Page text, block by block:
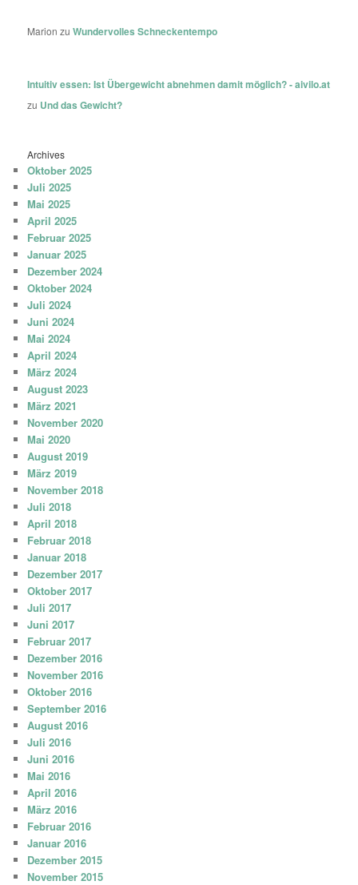
Marion zuWundervolles Schneckentempo
Intuitiv essen: Ist Übergewicht abnehmen damit möglich? - aivilo.at
zu Und das Gewicht?
Archives
Oktober 2025
Juli 2025
Mai 2025
April 2025
Februar 2025
Januar 2025
Dezember 2024
Oktober 2024
Juli 2024
Juni 2024
Mai 2024
April 2024
März 2024
August 2023
März 2021
November 2020
Mai 2020
August 2019
März 2019
November 2018
Juli 2018
April 2018
Februar 2018
Januar 2018
Dezember 2017
Oktober 2017
Juli 2017
Juni 2017
Februar 2017
Dezember 2016
November 2016
Oktober 2016
September 2016
August 2016
Juli 2016
Juni 2016
Mai 2016
April 2016
März 2016
Februar 2016
Januar 2016
Dezember 2015
November 2015